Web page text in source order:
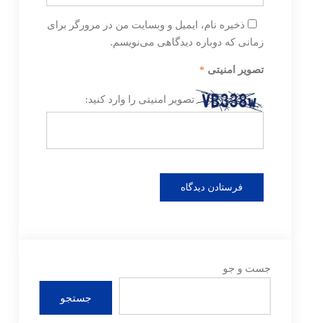
ذخیره نام، ایمیل و وبسایت من در مرورگر برای
زمانی که دوباره دیدگاهی می‌نویسم.
تصویر امنیتی *
تصویر امنیتی را وارد کنید:
جست و جو
جستجو